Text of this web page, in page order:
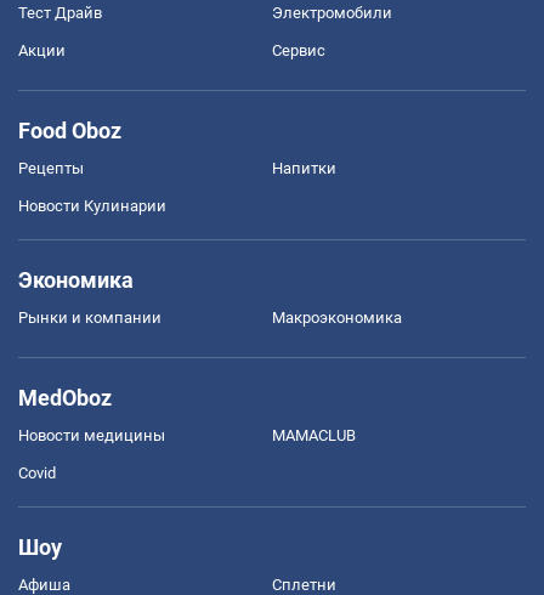
Тест Драйв Электромобили
Акции Сервис
Food Oboz
Рецепты Напитки
Новости Кулинарии
Экономика
Рынки и компании Mакроэкономика
MedOboz
Новости медицины MAMACLUB
Covid
Шоу
Афиша Сплетни